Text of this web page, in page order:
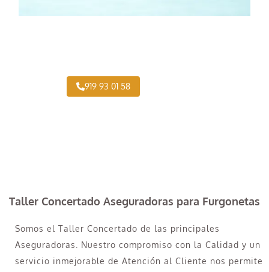
919 93 01 58
Taller Concertado Aseguradoras para Furgonetas
Somos el Taller Concertado de las principales
Aseguradoras. Nuestro compromiso con la Calidad y un
servicio inmejorable de Atención al Cliente nos permite